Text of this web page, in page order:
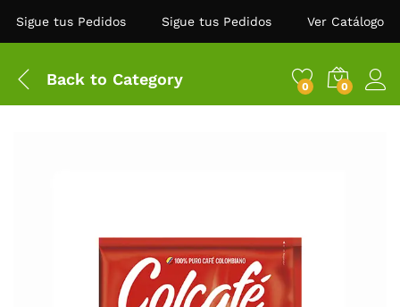
Sigue tus Pedidos Sigue tus Pedidos Ver Catálogo
Back to Category 0 0